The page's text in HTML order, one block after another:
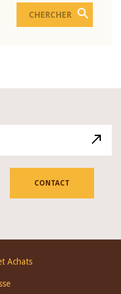
CONTACT
Achats